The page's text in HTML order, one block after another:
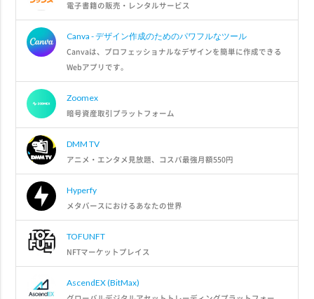
電子書籍の販売・レンタルサービス
Canva - デザイン作成のためのパワフルなツール
Canvaは、プロフェッショナルなデザインを簡単に作成できる
Webアプリです。
Zoomex
暗号資産取引プラットフォーム
DMM TV
アニメ・エンタメ見放題、コスパ最強月額550円
Hyperfy
メタバースにおけるあなたの世界
TOFUNFT
NFTマーケットプレイス
AscendEX (BitMax)